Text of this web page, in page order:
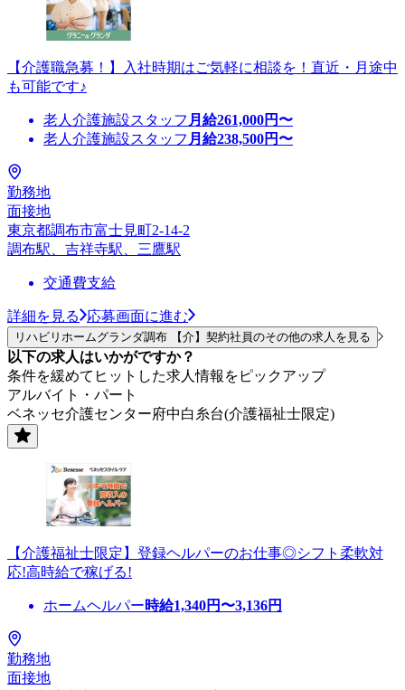
【介護職急募！】入社時期はご気軽に相談を！直近・月途中
も可能です♪
老人介護施設スタッフ 月給261,000円〜
老人介護施設スタッフ 月給238,500円〜
勤務地
面接地
東京都調布市富士見町2-14-2
調布駅、吉祥寺駅、三鷹駅
交通費支給
詳細を見る 応募画面に進む
リハビリホームグランダ調布 【介】契約社員のその他の求人を見る
以下の求人はいかがですか？
条件を緩めてヒットした求人情報をピックアップ
アルバイト・パート
ベネッセ介護センター府中白糸台(介護福祉士限定)
【介護福祉士限定】登録ヘルパーのお仕事◎シフト柔軟対
応!高時給で稼げる!
ホームヘルパー時給1,340円〜3,136円
勤務地
面接地